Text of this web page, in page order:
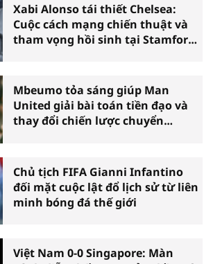
Xabi Alonso tái thiết Chelsea:
Cuộc cách mạng chiến thuật và
tham vọng hồi sinh tại Stamford
Mbeumo tỏa sáng giúp Man
United giải bài toán tiền đạo và
thay đổi chiến lược chuyển
Chủ tịch FIFA Gianni Infantino
đối mặt cuộc lật đổ lịch sử từ liên
minh bóng đá thế giới
Việt Nam 0-0 Singapore: Màn